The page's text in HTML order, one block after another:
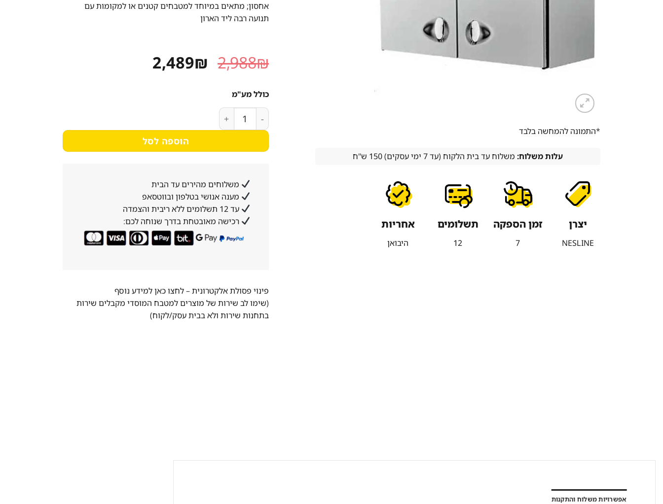
*התמונה להמחשה בלבד
עלות משלוח: משלוח עד בית הלקוח (עד 7 ימי עסקים) 150 ש''ח
יצרן
NESLINE
זמן הספקה
7
תשלומים
12
אחריות
היבואן
אחסון; מתאים במיוחד למטבחים קטנים או למקומות עם
תנועה רבה ליד הארון
2,988₪ המחיר
המקורי
2,489₪ המחיר
כולל מע"מ
כמות של ארון קיר עם דלתות לחיצה ומדף אמצעי נסליין 1500X400X650 מ"מ
הוספה לסל
משלוחים מהירים עד הבית
מענה אנושי בטלפון ובווטסאפ
עד 12 תשלומים ללא ריבית והצמדה
רכישה מאובטחת בדרך שנוחה לכם:
פינוי פסולת אלקטרונית –לחצו כאן למידע נוסף
(שימו לב שירות של מוצרים למטבח המוסדי מקבלים שירות
בתחנות שירות ולא בבית עסק/לקוח)
אפשרויות משלוח והתקנות